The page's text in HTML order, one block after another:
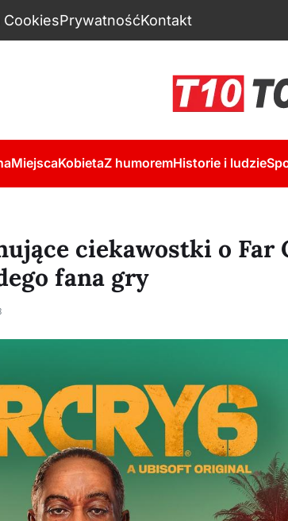
CookiesPrywatnośćKontakt
MiejscaKobietaZ humoremHistorie i ludzie
ciekawostki o Far
fana gry